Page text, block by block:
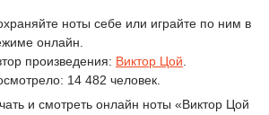
ноты себе или играйте по ним в
онлайн.
произведения: Виктор Цой
14 482 человек.
и смотреть онлайн ноты «Виктор Цой